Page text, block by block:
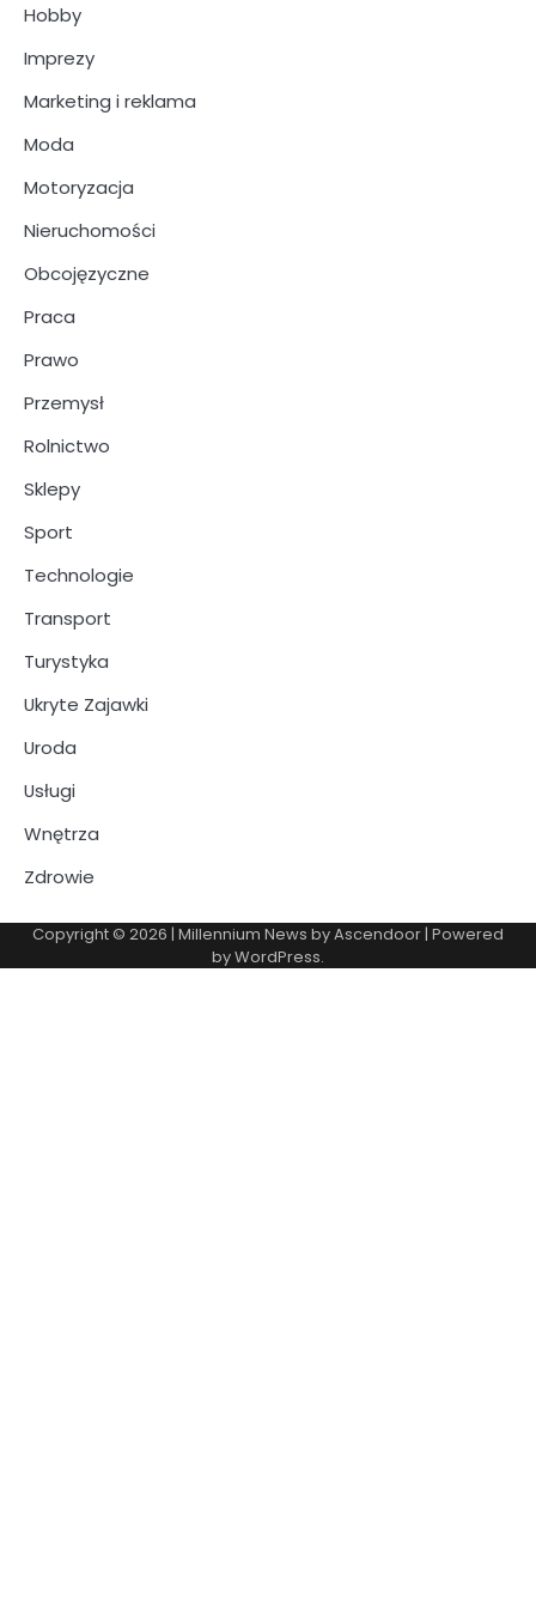
Hobby
Imprezy
Marketing i reklama
Moda
Motoryzacja
Nieruchomości
Obcojęzyczne
Praca
Prawo
Przemysł
Rolnictwo
Sklepy
Sport
Technologie
Transport
Turystyka
Ukryte Zajawki
Uroda
Usługi
Wnętrza
Zdrowie
Copyright © 2026 | Millennium News byAscendoor| Powered
byWordPress.